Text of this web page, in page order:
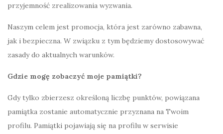
przyjemność zrealizowania wyzwania.
Naszym celem jest promocja, która jest zarówno zabawna,
jak i bezpieczna. W związku z tym będziemy dostosowywać
zasady do aktualnych warunków.
Gdzie mogę zobaczyć moje pamiątki?
Gdy tylko zbierzesz określoną liczbę punktów, powiązana
pamiątka zostanie automatycznie przyznana na Twoim
profilu. Pamiątki pojawiają się na profilu w serwisie